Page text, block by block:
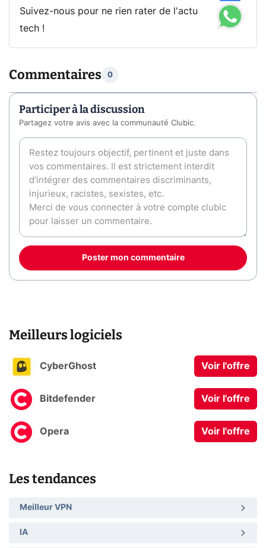
Suivez-nous pour ne rien rater de l'actu
tech !
Commentaires 0
Participer à la discussion
Partagez votre avis avec la communauté Clubic.
Poster mon commentaire
Meilleurs logiciels
CyberGhost Voir l'offre
Bitdefender Voir l'offre
Opera Voir l'offre
Les tendances
Meilleur VPN
IA